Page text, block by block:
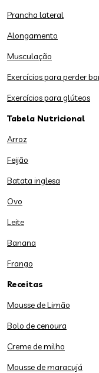
Prancha lateral
Alongamento
Musculação
Exercícios para perder
Exercícios para glúteos
Tabela Nutricional
Arroz
Feijão
Batata inglesa
Ovo
Leite
Banana
Frango
Receitas
Mousse de Limão
Bolo de cenoura
Creme de milho
Mousse de maracujá